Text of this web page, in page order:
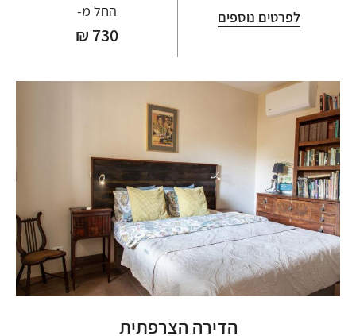
החל מ-
730 ₪
לפרטים נוספים
הדירה הצרפתית